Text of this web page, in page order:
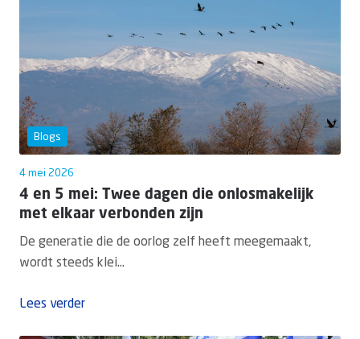
Blogs
4 mei 2026
4 en 5 mei: Twee dagen die onlosmakelijk
met elkaar verbonden zijn
De generatie die de oorlog zelf heeft meegemaakt,
wordt steeds klei...
Lees verder